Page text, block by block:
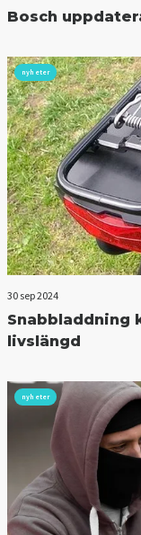
Bosch
nyheter
30 sep 2024
Snabbladdning
livslängd
nyheter